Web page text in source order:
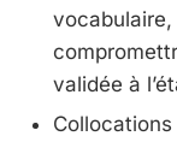
validée à